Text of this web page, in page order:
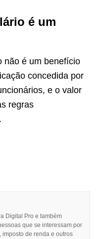
é um
não é um benefício
concedida por
e o valor
regras
Digital Pro e também
que se interessam por
imposto de renda e outros